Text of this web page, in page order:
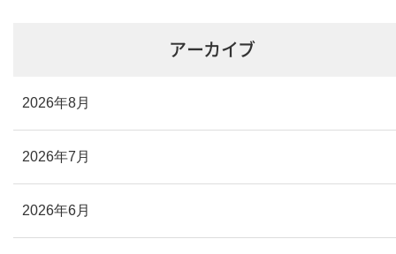
アーカイブ
2026年8月
2026年7月
2026年6月